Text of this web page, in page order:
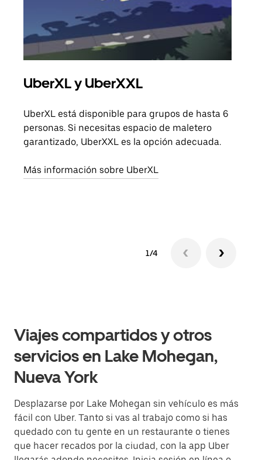
UberXL y UberXXL
UberXL está disponible para grupos de hasta 6
personas. Si necesitas espacio de maletero
garantizado, UberXXL es la opción adecuada.
Más información sobre UberXL
1/4
Viajes compartidos y otros
servicios en Lake Mohegan,
Nueva York
Desplazarse por Lake Mohegan sin vehículo es más
fácil con Uber. Tanto si vas al trabajo como si has
quedado con tu gente en un restaurante o tienes
que hacer recados por la ciudad, con la app Uber